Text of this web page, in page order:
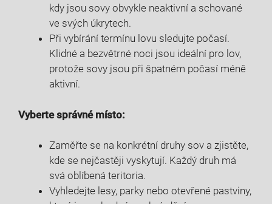
kdy jsou ⁤sovy obvykle neaktivní a schované
ve ​svých úkrytech.
Při vybírání termínu ​lovu⁣ sledujte počasí.
Klidné a bezvětrné noci⁣ jsou ideální pro lov,
protože ​sovy jsou ‌při špatném počasí méně
aktivní.
Vyberte ‍správné místo:
Zaměřte se‍ na konkrétní druhy sov ⁢a zjistěte, ​
kde se nejčastěji vyskytují. Každý druh má
svá oblíbená teritoria.
Vyhledejte lesy,⁢ parky nebo ‍otevřené⁣ pastviny,